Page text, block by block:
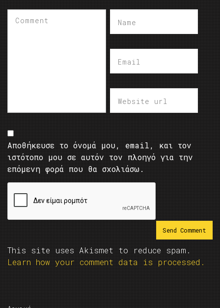
Αποθήκευσε το όνομά μου, email, και τον
ιστότοπο μου σε αυτόν τον πλοηγό για την
επόμενη φορά που θα σχολιάσω.
This site uses Akismet to reduce spam.
Learn how your comment data is processed.